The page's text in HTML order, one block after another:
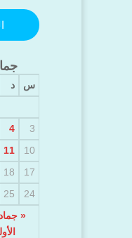
س د
«
3
4
10
11
17
18
24
25